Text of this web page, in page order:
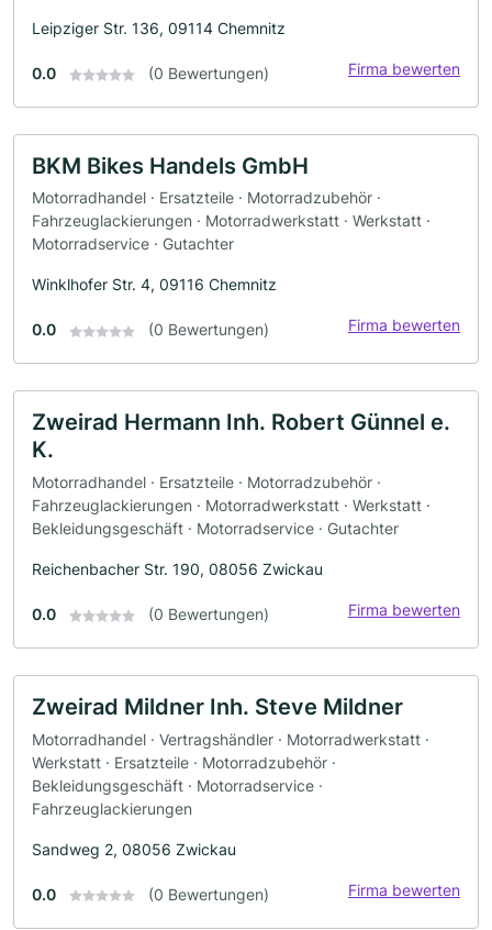
Leipziger Str. 136, 09114 Chemnitz
0.0 (0 Bewertungen) Firma bewerten
BKM Bikes Handels GmbH
Motorradhandel · Ersatzteile · Motorradzubehör ·
Fahrzeuglackierungen · Motorradwerkstatt · Werkstatt ·
Motorradservice · Gutachter
Winklhofer Str. 4, 09116 Chemnitz
0.0 (0 Bewertungen) Firma bewerten
Zweirad Hermann Inh. Robert Günnel e.
K.
Motorradhandel · Ersatzteile · Motorradzubehör ·
Fahrzeuglackierungen · Motorradwerkstatt · Werkstatt ·
Bekleidungsgeschäft · Motorradservice · Gutachter
Reichenbacher Str. 190, 08056 Zwickau
0.0 (0 Bewertungen) Firma bewerten
Zweirad Mildner Inh. Steve Mildner
Motorradhandel · Vertragshändler · Motorradwerkstatt ·
Werkstatt · Ersatzteile · Motorradzubehör ·
Bekleidungsgeschäft · Motorradservice ·
Fahrzeuglackierungen
Sandweg 2, 08056 Zwickau
0.0 (0 Bewertungen) Firma bewerten